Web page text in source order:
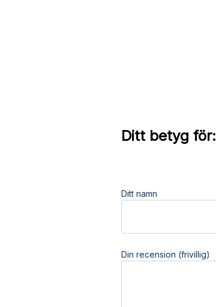
Ditt betyg för:
Ditt namn
Din recension (frivillig)